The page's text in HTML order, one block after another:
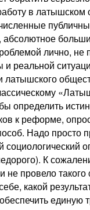
в латышском
абсолютное
лично, не
и реальной
латышского
определить
к реформе,
Надо просто
К
не провело
какой
единую